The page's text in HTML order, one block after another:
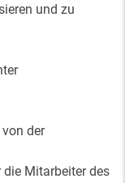
und zu
der
Mitarbeiter des